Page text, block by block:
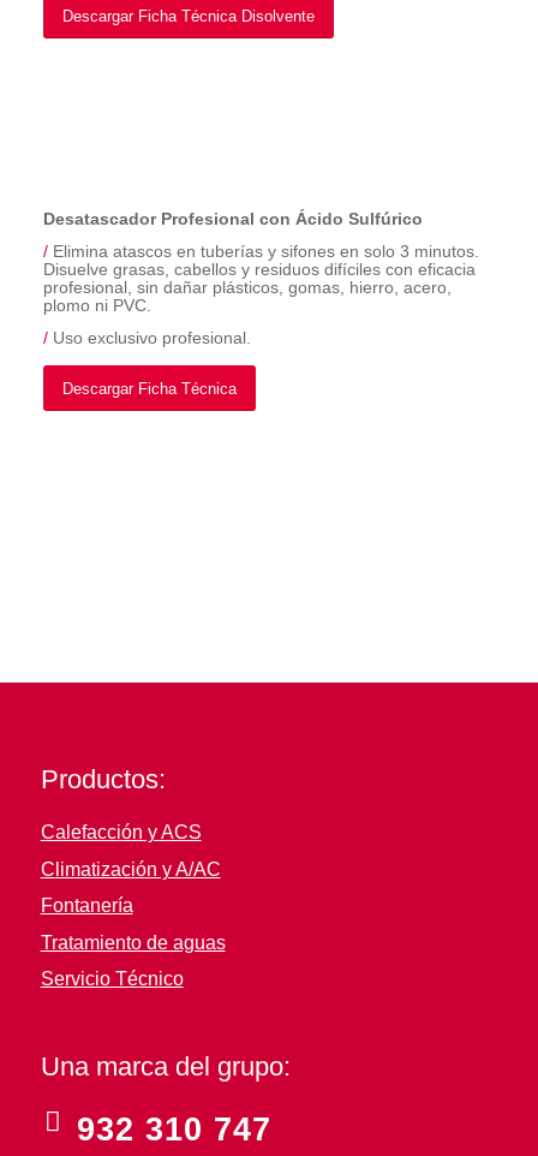
Descargar Ficha Técnica Disolvente
Desatascador Profesional con Ácido Sulfúrico
/Elimina atascos en tuberías y sifones en solo 3 minutos.
Disuelve grasas, cabellos y residuos difíciles con eficacia
profesional, sin dañar plásticos, gomas, hierro, acero,
plomo ni PVC.
/Uso exclusivo profesional.
Descargar Ficha Técnica
Productos:
Calefacción y ACS
Climatización y A/AC
Fontanería
Tratamiento de aguas
Servicio Técnico
Una marca del grupo:
932 310 747